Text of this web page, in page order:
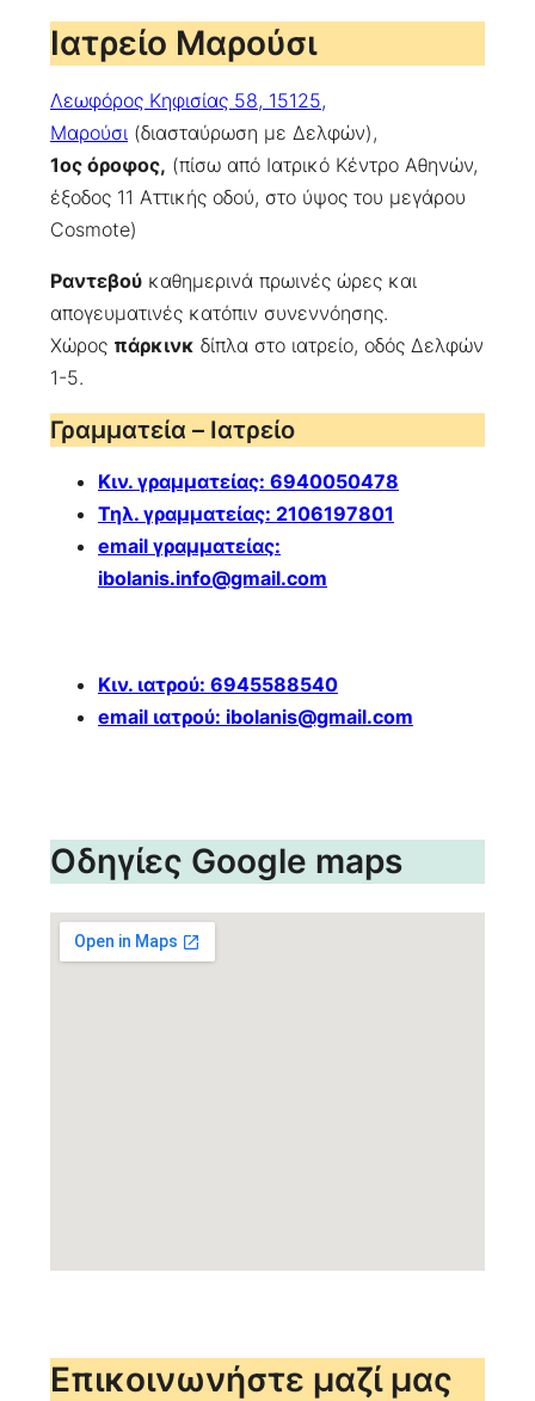
Ιατρείο Μαρούσι
Λεωφόρος Κηφισίας 58, 15125,
Μαρούσι (διασταύρωση με Δελφών),
1ος όροφος, (πίσω από Ιατρικό Κέντρο Αθηνών,
έξοδος 11 Αττικής οδού, στο ύψος του μεγάρου
Cosmote)
Ραντεβού καθημερινά πρωινές ώρες και
απογευματινές κατόπιν συνεννόησης.
Χώρος πάρκινκ δίπλα στο ιατρείο, οδός Δελφών
1-5.
Γραμματεία – Ιατρείο
Κιν. γραμματείας: 6940050478
Τηλ. γραμματείας: 2106197801
email γραμματείας:
ibolanis.info@gmail.com
Κιν. ιατρού: 6945588540
email ιατρού: ibolanis@gmail.com
Οδηγίες Google maps
Επικοινωνήστε μαζί μας